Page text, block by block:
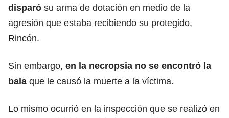
disparó su arma de dotación en medio de la
agresión que estaba recibiendo su protegido,
Rincón.
Sin embargo, en la necropsia no se encontró la
bala que le causó la muerte a la víctima.
Lo mismo ocurrió en la inspección que se realizó en